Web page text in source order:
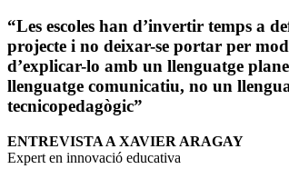
“Les escoles han d’invertir temps a
projecte i no deixar-se portar per
d’explicar-lo amb un llenguatge
llenguatge comunicatiu, no un
tecnicopedagògic”
ENTREVISTA A XAVIER ARAGAY
Expert en innovació educativa